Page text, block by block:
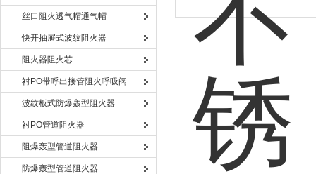
丝口阻火透气帽通气帽
快开抽屉式波纹阻火器
阻火器阻火芯
衬PO带呼出接管阻火呼吸阀
波纹板式防爆轰型阻火器
衬PO管道阻火器
阻爆轰型管道阻火器
防爆轰型管道阻火器